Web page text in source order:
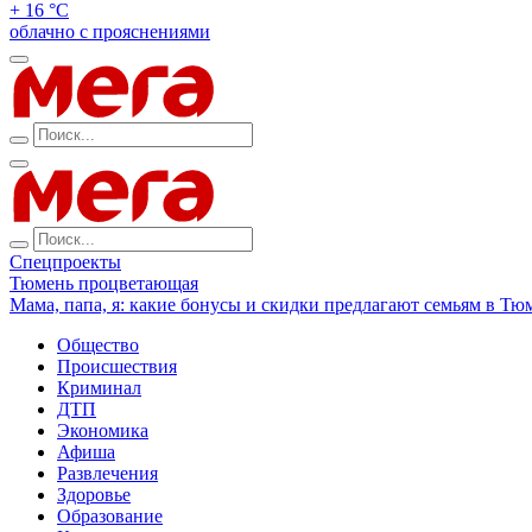
+ 16 °С
облачно с прояснениями
Спецпроекты
Тюмень процветающая
Мама, папа, я: какие бонусы и скидки предлагают семьям в
Общество
Происшествия
Криминал
ДТП
Экономика
Афиша
Развлечения
Здоровье
Образование